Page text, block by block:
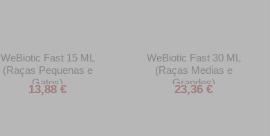
WeBiotic Fast 15 ML
(Raças Pequenas e
Gatos)
13,88 €
WeBiotic Fast 30 ML
(Raças Medias e
Grandes)
23,36 €